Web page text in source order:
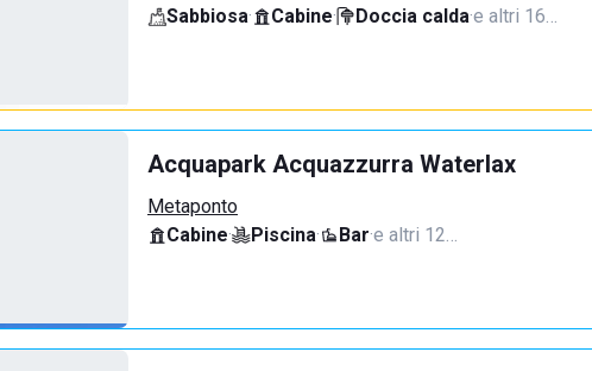
Sabbiosa· Cabine· Doccia calda·e altri 16…
Acquapark Acquazzurra Waterlax
Metaponto
Cabine· Piscina· Bar·e altri 12…